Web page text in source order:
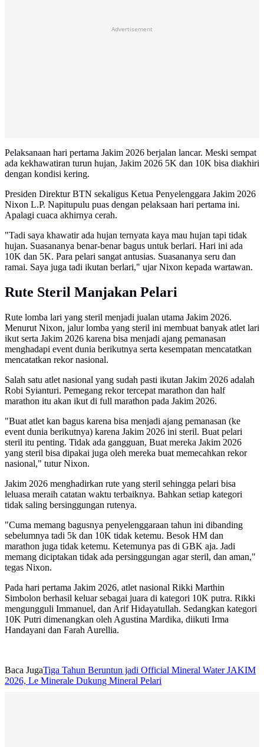
Advertisement
Pelaksanaan hari pertama Jakim 2026 berjalan lancar. Meski sempat
ada kekhawatiran turun hujan, Jakim 2026 5K dan 10K bisa diakhiri
dengan kondisi kering.
Presiden Direktur BTN sekaligus Ketua Penyelenggara Jakim 2026
Nixon L.P. Napitupulu puas dengan pelaksaan hari pertama ini.
Apalagi cuaca akhirnya cerah.
"Tadi saya khawatir ada hujan ternyata kaya mau hujan tapi tidak
hujan. Suasananya benar-benar bagus untuk berlari. Hari ini ada
10K dan 5K. Para pelari sangat antusias. Suasananya seru dan
ramai. Saya juga tadi ikutan berlari," ujar Nixon kepada wartawan.
Rute Steril Manjakan Pelari
Rute lomba lari yang steril menjadi jualan utama Jakim 2026.
Menurut Nixon, jalur lomba yang steril ini membuat banyak atlet lari
ikut serta Jakim 2026 karena bisa menjadi ajang pemanasan
menghadapi event dunia berikutnya serta kesempatan mencatatkan
mencatatkan rekor nasional.
Salah satu atlet nasional yang sudah pasti ikutan Jakim 2026 adalah
Robi Syianturi. Pemegang rekor tercepat marathon dan half
marathon itu akan ikut di full marathon pada Jakim 2026.
"Buat atlet kan bagus karena bisa menjadi ajang pemanasan (ke
event dunia berikutnya) karena Jakim 2026 ini steril. Buat pelari
steril itu penting. Tidak ada gangguan, Buat mereka Jakim 2026
yang steril bisa dipakai juga oleh mereka buat memecahkan rekor
nasional," tutur Nixon.
Jakim 2026 menghadirkan rute yang steril sehingga pelari bisa
leluasa meraih catatan waktu terbaiknya. Bahkan setiap kategori
tidak saling bersinggungan rutenya.
"Cuma memang bagusnya penyelenggaraan tahun ini dibanding
sebelumnya tadi 5k dan 10K tidak ketemu. Besok HM dan
marathon juga tidak ketemu. Ketemunya pas di GBK aja. Jadi
memang diciptakan tidak ada persinggungan agar steril, dan aman,"
tegas Nixon.
Pada hari pertama Jakim 2026, atlet nasional Rikki Marthin
Simbolon berhasil keluar sebagai juara di kategori 10K putra. Rikki
mengungguli Immanuel, dan Arif Hidayatullah. Sedangkan kategori
10K Putri dimenangkan oleh Agustina Mardika, diikuti Irma
Handayani dan Farah Aurellia.
Baca JugaTiga Tahun Beruntun jadi Official Mineral Water JAKIM
2026, Le Minerale Dukung Mineral Pelari